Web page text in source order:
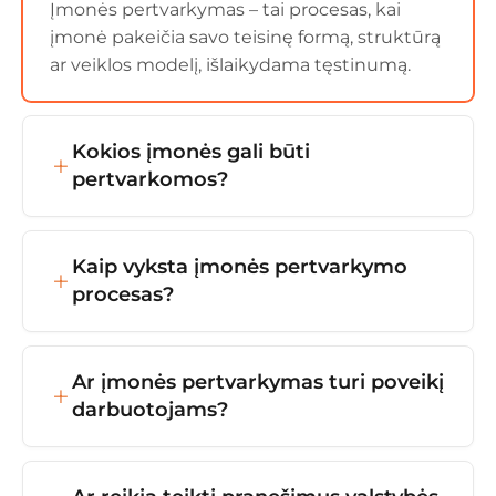
Įmonės pertvarkymas – tai procesas, kai
įmonė pakeičia savo teisinę formą, struktūrą
ar veiklos modelį, išlaikydama tęstinumą.
Kokios įmonės gali būti
pertvarkomos?
jei tai leidžia jų teisinė forma ir įstatymai.
Kaip vyksta įmonės pertvarkymo
procesas?
priimant sprendimą dėl pertvarkymo,
parengiant dokumentus, įregistruojant
Ar įmonės pertvarkymas turi poveikį
darbuotojams?
neigiamo poveikio darbuotojams, nes jų